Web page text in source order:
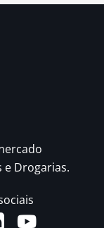
e Drogarias.